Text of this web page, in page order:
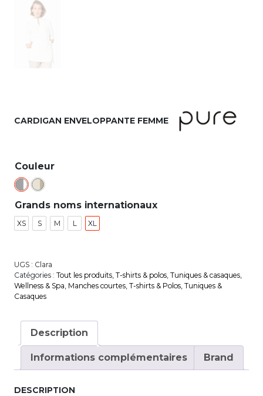
CARDIGAN ENVELOPPANTE FEMME
Couleur
Grands noms internationaux
XS S M L XL
UGS : Clara
Catégories : Tout les produits T-shirts & polos Tuniques & casaques
Wellness & Spa Manches courtes T-shirts & Polos Tuniques &
Casaques
Description
Informations complémentaires Brand
DESCRIPTION